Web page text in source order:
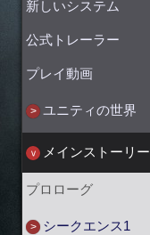
新しいシステム
公式トレーラー
プレイ動画
ユニティの世界
メインストーリー
プロローグ
シークエンス1